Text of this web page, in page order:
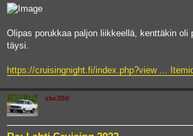
o
s
Olipas porukkaa paljon liikkeellä, kenttäkin oli
täysi.
https://cruisingnight.fi/index.php?view ...
sbc350